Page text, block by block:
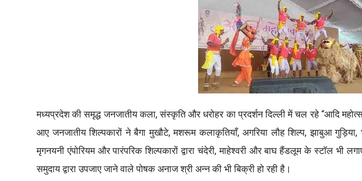
मध्यप्रदेश की समृद्ध जनजातीय कला, संस्कृति और धरोहर का प्रदर्शन दिल्ली में चल रहे “आदि
आए जनजातीय शिल्पकारों ने बैगा मुखौटे, मशरूम कलाकृतियाँ, अगरिया लौह शिल्प, झाबुआ
मृगनयनी एंपोरियम और पारंपरिक शिल्पकारों द्वारा चंदेरी, माहेश्वरी और बाघ हैंडलूम के स्टॉल
समुदाय द्वारा उपजाए जाने वाले पोषक अनाज श्री अन्न की भी बिक्री हो रही है।